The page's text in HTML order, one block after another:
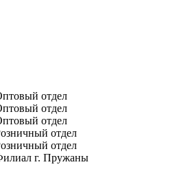
отдел
отдел
отдел
отдел
отдел
г. Пружаны